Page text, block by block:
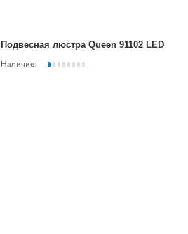
Подвесная люстра Queen 91102 LED
Наличие: